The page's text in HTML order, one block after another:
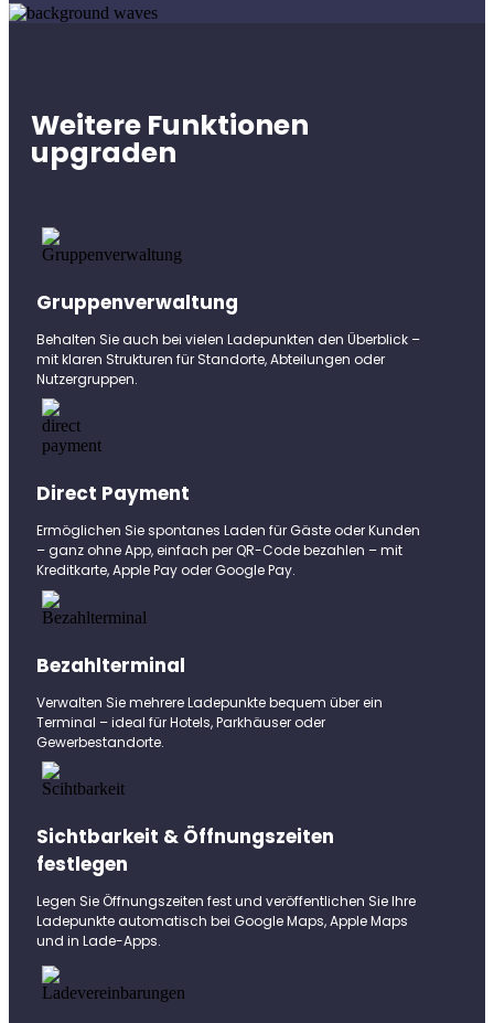
Weitere Funktionen
upgraden
Gruppenverwaltung
Behalten Sie auch bei vielen Ladepunkten den Überblick –
mit klaren Strukturen für Standorte, Abteilungen oder
Nutzergruppen.
Direct Payment
Ermöglichen Sie spontanes Laden für Gäste oder Kunden
– ganz ohne App, einfach per QR-Code bezahlen – mit
Kreditkarte, Apple Pay oder Google Pay.
Bezahlterminal
Verwalten Sie mehrere Ladepunkte bequem über ein
Terminal – ideal für Hotels, Parkhäuser oder
Gewerbestandorte.
Sichtbarkeit & Öffnungszeiten
festlegen
Legen Sie Öffnungszeiten fest und veröffentlichen Sie Ihre
Ladepunkte automatisch bei Google Maps, Apple Maps
und in Lade-Apps.